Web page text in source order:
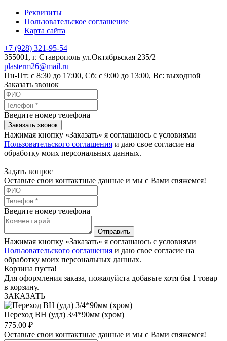
Реквизиты
Пользовательское соглашение
Карта сайта
+7 (928) 321-95-54
355001 , г. Ставрополь ул.Октябрьская 235/2
plasterm26@mail.ru
Пн-Пт: с 8:30 до 17:00, Сб: с 9:00 до 13:00, Вс: выходной
Заказать звонок
Введите номер телефона
Заказать звонок
Нажимая кнопку «Заказать» я соглашаюсь с условиями
Пользовательского соглашения и даю свое согласие на
обработку моих персональных данных.
Задать вопрос
Оставьте свои контактные данные и мы с Вами свяжемся!
Введите номер телефона
Отправить
Нажимая кнопку «Заказать» я соглашаюсь с условиями
Пользовательского соглашения и даю свое согласие на
обработку моих персональных данных.
Корзина пуста!
Для оформления заказа, пожалуйста добавьте хотя бы 1 товар
в корзину.
ЗАКАЗАТЬ
Переход ВН (удл) 3/4*90мм (хром)
775.00 ₽
Оставьте свои контактные данные и мы с Вами свяжемся!